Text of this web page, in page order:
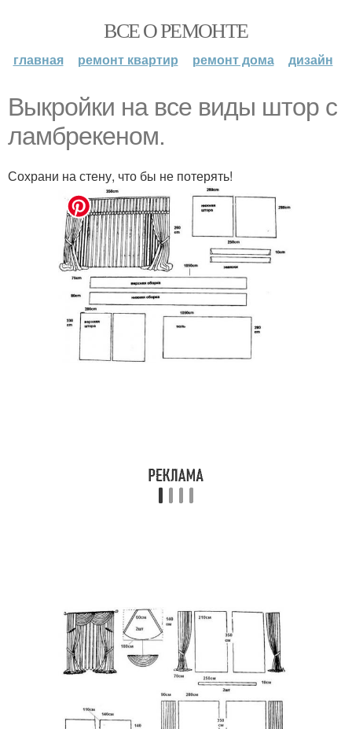
ВСЕ О РЕМОНТЕ
главная ремонт квартир ремонт дома дизайн
Выкройки на все виды штор с
ламбрекеном.
Сохрани на стену, что бы не потерять!